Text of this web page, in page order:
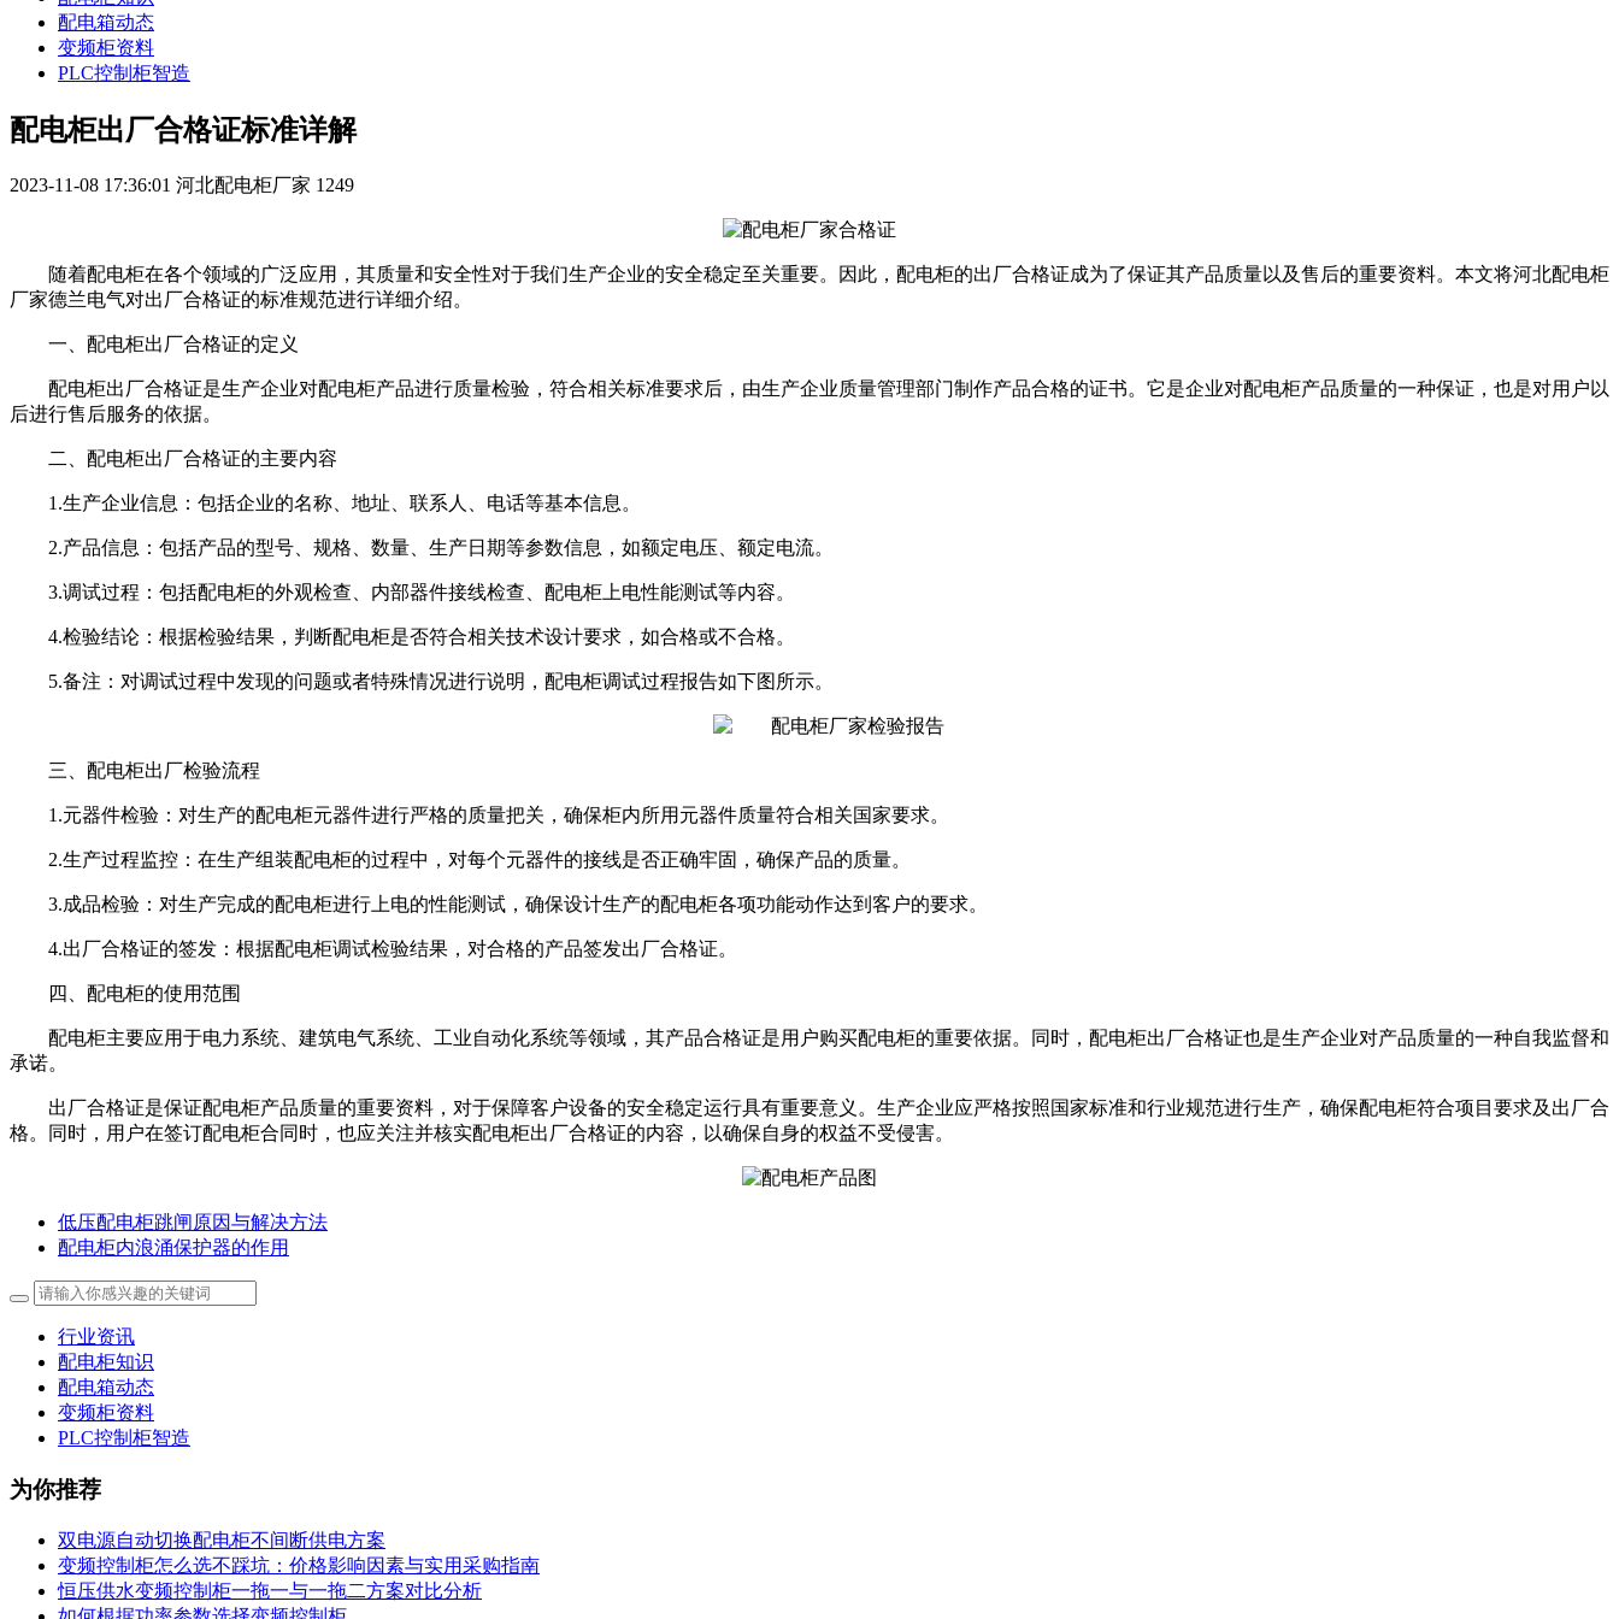
配电箱动态
变频柜资料
PLC控制柜智造
配电柜出厂合格证标准详解
2023-11-08 17:36:01 河北配电柜厂家 1249
随着配电柜在各个领域的广泛应用，其质量和安全性对于我们生产企业的安全稳定至关重要。因此，配电柜的出厂合格证成为了保证其产品质量以及售后的重要资料。本文将河北配电柜
厂家德兰电气对出厂合格证的标准规范进行详细介绍。
一、配电柜出厂合格证的定义
配电柜出厂合格证是生产企业对配电柜产品进行质量检验，符合相关标准要求后，由生产企业质量管理部门制作产品合格的证书。它是企业对配电柜产品质量的一种保证，也是对用户以
后进行售后服务的依据。
二、配电柜出厂合格证的主要内容
1.生产企业信息：包括企业的名称、地址、联系人、电话等基本信息。
2.产品信息：包括产品的型号、规格、数量、生产日期等参数信息，如额定电压、额定电流。
3.调试过程：包括配电柜的外观检查、内部器件接线检查、配电柜上电性能测试等内容。
4.检验结论：根据检验结果，判断配电柜是否符合相关技术设计要求，如合格或不合格。
5.备注：对调试过程中发现的问题或者特殊情况进行说明，配电柜调试过程报告如下图所示。
三、配电柜出厂检验流程
1.元器件检验：对生产的配电柜元器件进行严格的质量把关，确保柜内所用元器件质量符合相关国家要求。
2.生产过程监控：在生产组装配电柜的过程中，对每个元器件的接线是否正确牢固，确保产品的质量。
3.成品检验：对生产完成的配电柜进行上电的性能测试，确保设计生产的配电柜各项功能动作达到客户的要求。
4.出厂合格证的签发：根据配电柜调试检验结果，对合格的产品签发出厂合格证。
四、配电柜的使用范围
配电柜主要应用于电力系统、建筑电气系统、工业自动化系统等领域，其产品合格证是用户购买配电柜的重要依据。同时，配电柜出厂合格证也是生产企业对产品质量的一种自我监督和
承诺。
出厂合格证是保证配电柜产品质量的重要资料，对于保障客户设备的安全稳定运行具有重要意义。生产企业应严格按照国家标准和行业规范进行生产，确保配电柜符合项目要求及出厂合
格。同时，用户在签订配电柜合同时，也应关注并核实配电柜出厂合格证的内容，以确保自身的权益不受侵害。
低压配电柜跳闸原因与解决方法
配电柜内浪涌保护器的作用
行业资讯
配电柜知识
配电箱动态
变频柜资料
PLC控制柜智造
为你推荐
双电源自动切换配电柜不间断供电方案
变频控制柜怎么选不踩坑：价格影响因素与实用采购指南
恒压供水变频控制柜一拖一与一拖二方案对比分析